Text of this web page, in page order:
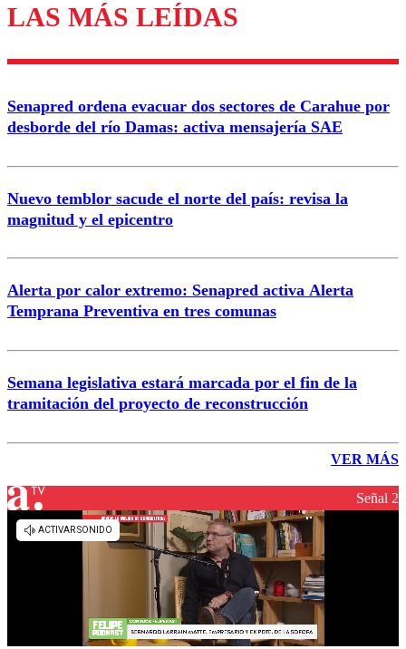
Enviar comentario
LAS MÁS LEÍDAS
Senapred ordena evacuar dos sectores de Carahue por
desborde del río Damas: activa mensajería SAE
Nuevo temblor sacude el norte del país: revisa la
magnitud y el epicentro
Alerta por calor extremo: Senapred activa Alerta
Temprana Preventiva en tres comunas
Semana legislativa estará marcada por el fin de la
tramitación del proyecto de reconstrucción
VER MÁS
Señal 2